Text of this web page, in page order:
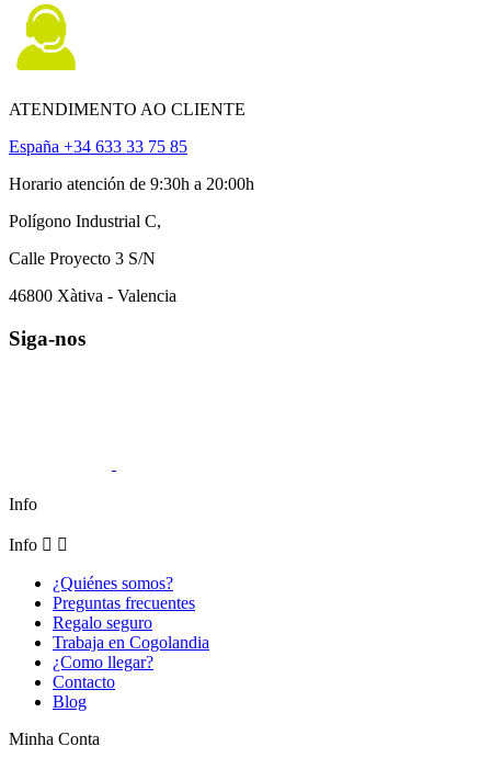
ATENDIMENTO AO CLIENTE
España +34 633 33 75 85
Horario atención de 9:30h a 20:00h
Polígono Industrial C,
Calle Proyecto 3 S/N
46800 Xàtiva - Valencia
Siga-nos
Info
Info  
¿Quiénes somos?
Preguntas frecuentes
Regalo seguro
Trabaja en Cogolandia
¿Como llegar?
Contacto
Blog
Minha Conta